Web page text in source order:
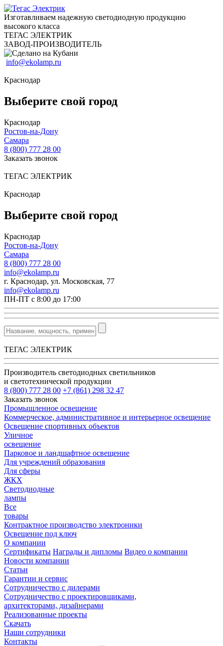
Изготавливаем надежную светодиодную продукцию
высокого класса
ТЕГАС ЭЛЕКТРИК
ЗАВОД-ПРОИЗВОДИТЕЛЬ
info@ekolamp.ru
Краснодар
Выберите свой город
Краснодар
Ростов-на-Дону
Самара
8 (800) 777 28 00
Заказать звонок
ТЕГАС ЭЛЕКТРИК
Краснодар
Выберите свой город
Краснодар
Ростов-на-Дону
Самара
8 (800) 777 28 00
info@ekolamp.ru
г. Краснодар, ул. Московская, 77
info@ekolamp.ru
ПН-ПТ с 8:00 до 17:00
ТЕГАС ЭЛЕКТРИК
Производитель светодиодных светильников
и светотехнической продукции
8 (800) 777 28 00 +7 (861) 298 32 47
Заказать звонок
Промышленное освещение
Коммерческое, административное и интерьерное освещение
Освещение спортивных объектов
Уличное
освещение
Парковое и ландшафтное освещение
Для учреждений образования
Для сферы
ЖКХ
Светодиодные
лампы
Все
товары
Контрактное производство электроники
Освещение под ключ
О компании
Сертификаты Награды и дипломы Видео о компании
Новости компании
Статьи
Гарантии и сервис
Сотрудничество с дилерами
Сотрудничество с проектировщиками,
архитекторами, дизайнерами
Реализованные проекты
Скачать
Наши сотрудники
Контакты